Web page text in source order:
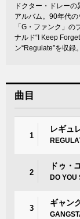
ドクター・ドレー
アルバム。90年代
「G・ファンク」
ナルド“I Keep
ン“Regulate”を収
曲目
1
レギュ
2
ドゥ・
DO YOU
3
ギャン